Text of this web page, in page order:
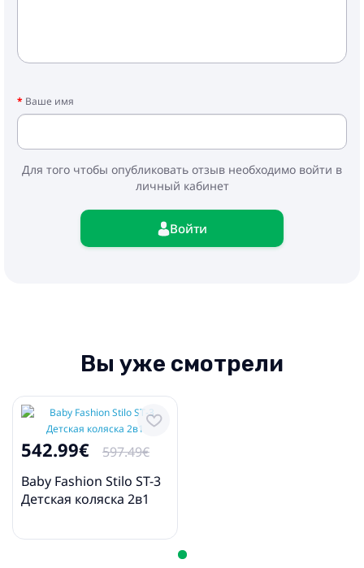
Ваше имя
Для того чтобы опубликовать отзыв необходимо войти в
личный кабинет
Войти
Вы уже смотрели
542.99€
597.49€
Baby Fashion Stilo ST-3
Детская коляска 2в1